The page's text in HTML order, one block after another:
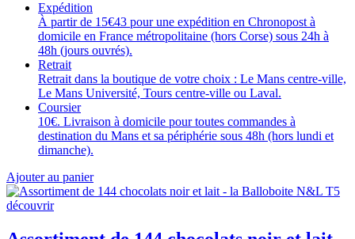
Expédition
À partir de 15€43 pour une expédition en Chronopost à
domicile en France métropolitaine (hors Corse) sous 24h à
48h (jours ouvrés).
Retrait
Retrait dans la boutique de votre choix : Le Mans centre-ville,
Le Mans Université, Tours centre-ville ou Laval.
Coursier
10€. Livraison à domicile pour toutes commandes à
destination du Mans et sa périphérie sous 48h (hors lundi et
dimanche).
Ajouter au panier
découvrir